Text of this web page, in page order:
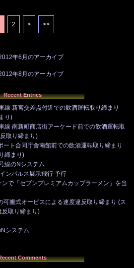
2 > >>
年6月のアーカイブ
年8月のアーカイブ
Recent Entries
線 新宮交差点付近での飲酒運転取り締まり
り)
線 南新町商店街アーケード前での飲酒運転取
取り締まり)
ート合同庁舎南館前での飲酒運転取り締まり
締まり)
線のNシステム
ンパルス展示飛行 予行
で「セブンプレミアムカップラーメン」を当
可搬式オービスによる速度違反取り締まり (ス
反取り締まり)
システム
Comments